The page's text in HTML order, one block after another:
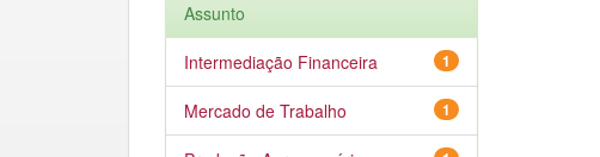
Assunto
1
Intermediação Financeira
1
Mercado de Trabalho